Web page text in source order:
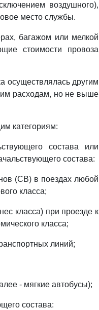
воздушного),
место службы.
багажом или мелкой
стоимости провоза
осуществлялась другим
расходам, но не выше
категориям:
состава или
состава:
(СВ) в поездах любой
класса;
класса) при проезде к
класса;
линий;
- мягкие автобусы);
состава: